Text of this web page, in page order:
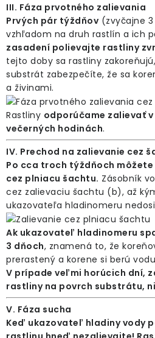
III. Fáza prvotného zalievania
Prvých pár týždňov (zvyčajne
vzhľadom na druh rastlín a ich
zasadení polievajte rastliny
tejto doby sa rastliny
substrát zabezpečíte, že sa
a živinami.
Rastliny odporúčame zalievať
večerných hodinách.
IV. Prechod na zalievanie cez
Po cca troch týždňoch
cez plniacu šachtu. Zásobník
cez zalievaciu šachtu (b), až
ukazovateľa hladinomeru
Ak ukazovateľ hladinomeru
3 dňoch, znamená to, že
prerastený a korene si berú
V prípade veľmi horúcich dní,
rastliny na povrch substrátu,
V. Fáza sucha
Keď ukazovateľ hladiny vody